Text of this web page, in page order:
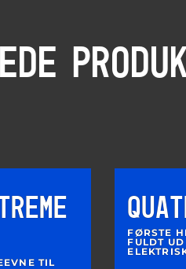
TIL
FØRSTE
FULDT